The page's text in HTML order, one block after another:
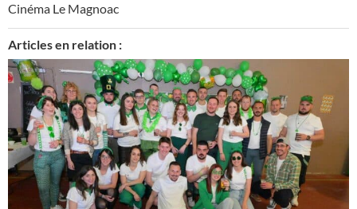
Cinéma Le Magnoac
Articles en relation :